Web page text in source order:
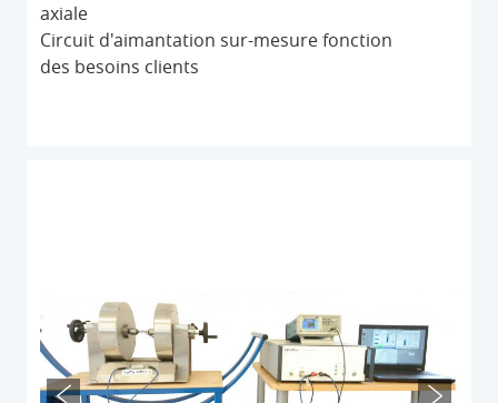
axiale
Circuit d'aimantation sur-mesure fonction
des besoins clients